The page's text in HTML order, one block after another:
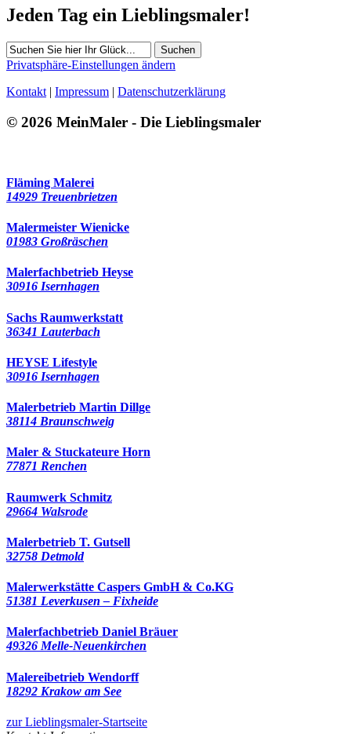
Jeden Tag ein Lieblingsmaler!
Suchen
Privatsphäre-Einstellungen ändern
Kontakt | Impressum | Datenschutzerklärung
© 2026 MeinMaler - Die Lieblingsmaler
Fläming Malerei
14929 Treuenbrietzen
Malermeister Wienicke
01983 Großräschen
Malerfachbetrieb Heyse
30916 Isernhagen
Sachs Raumwerkstatt
36341 Lauterbach
HEYSE Lifestyle
30916 Isernhagen
Malerbetrieb Martin Dillge
38114 Braunschweig
Maler & Stuckateure Horn
77871 Renchen
Raumwerk Schmitz
29664 Walsrode
Malerbetrieb T. Gutsell
32758 Detmold
Malerwerkstätte Caspers GmbH & Co.KG
51381 Leverkusen – Fixheide
Malerfachbetrieb Daniel Bräuer
49326 Melle-Neuenkirchen
Malereibetrieb Wendorff
18292 Krakow am See
zur Lieblingsmaler-Startseite